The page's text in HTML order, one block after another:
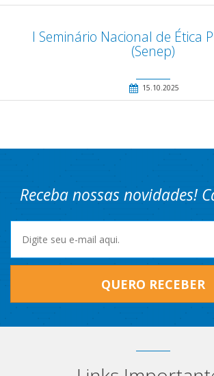
I Seminário Nacional de Ética
(Senep)
15.10.2025
Receba nossas novidades!
QUERO RECEBER